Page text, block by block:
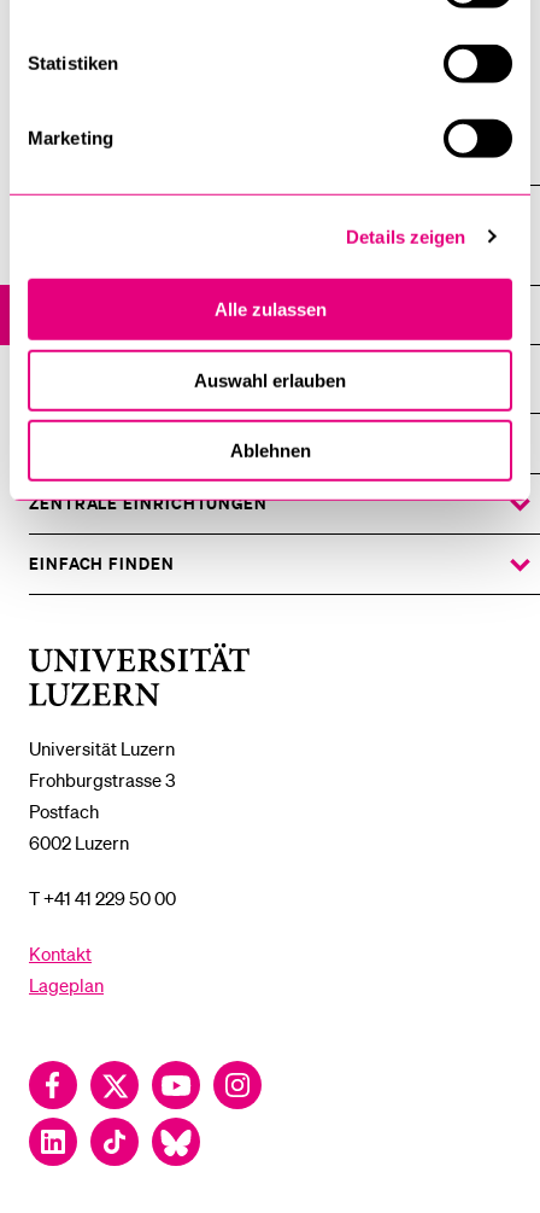
Statistiken
Marketing
Details zeigen
Alle zulassen
Auswahl erlauben
Ablehnen
Vortragsabend 2: Prof. Dr. Andrea Opel, Prof. Dr. Barbara
Rodrigo Rodriguez zu "Familie zwischen Recht und Realität"
Universität Luzern
Frohburgstrasse 3
Postfach
6002 Luzern
T +41 41 229 50 00
Kontakt
Lageplan
FacebookTwitter YouTubeInstagram
LinkedInTikTok Bluesky
DAS
%1$S
UNTERMENÜ
ZENTRALE EINRICHTUNGEN
ZEIGE
DAS
UNTERMENÜ
EINFACH FINDEN
ZEIGE
DAS